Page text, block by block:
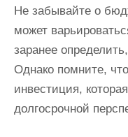
Не забывайте о
может
заранее
Однако помните,
инвестиция,
долгосрочной